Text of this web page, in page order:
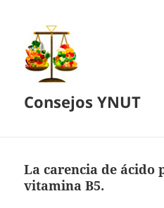
Consejos YNUT
La carencia de ácido
vitamina B5.